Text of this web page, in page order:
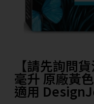
【請先詢問
毫升 原廠黃
適用